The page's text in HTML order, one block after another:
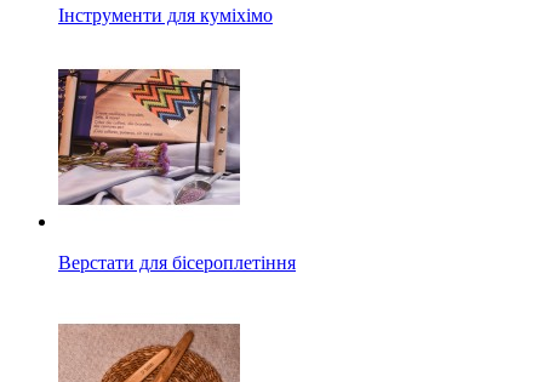
Інструменти для куміхімо
Верстати для бісероплетіння